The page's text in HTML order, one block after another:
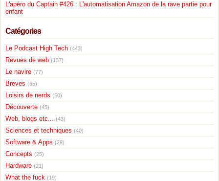
L'apéro du Captain #426 : L'automatisation Amazon de la rave partie pour
enfant
Catégories
Le Podcast High Tech (443)
Revues de web (137)
Le navire (77)
Breves (65)
Loisirs de nerds (50)
Découverte (45)
Web, blogs etc... (43)
Sciences et techniques (40)
Software & Apps (29)
Concepts (25)
Hardware (21)
What the fuck (19)